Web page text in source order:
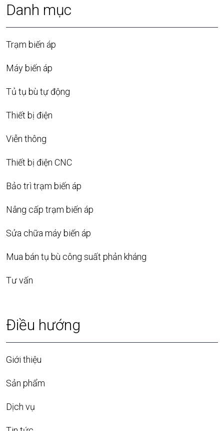
Danh mục
Trạm biến áp
Máy biến áp
Tủ tụ bù tự động
Thiết bị điện
Viễn thông
Thiết bị điện CNC
Bảo trì trạm biến áp
Nâng cấp trạm biến áp
Sửa chữa máy biến áp
Mua bán tụ bù công suất phản kháng
Tư vấn
Điều hướng
Giới thiệu
Sản phẩm
Dịch vụ